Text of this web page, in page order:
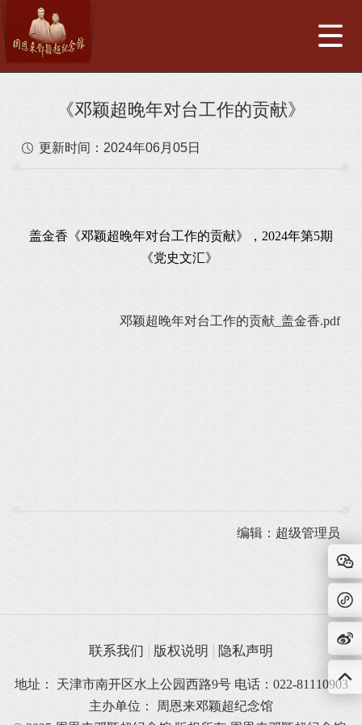
《邓颖超晚年对台工作的贡献》
更新时间： 2024年06月05日
盖金香《邓颖超晚年对台工作的贡献》，2024年第5期
《党史文汇》
邓颖超晚年对台工作的贡献_盖金香.pdf
编辑：超级管理员
联系我们 版权说明 隐私声明
地址： 天津市南开区水上公园西路9号 电话：022-81110903
主办单位： 周恩来邓颖超纪念馆